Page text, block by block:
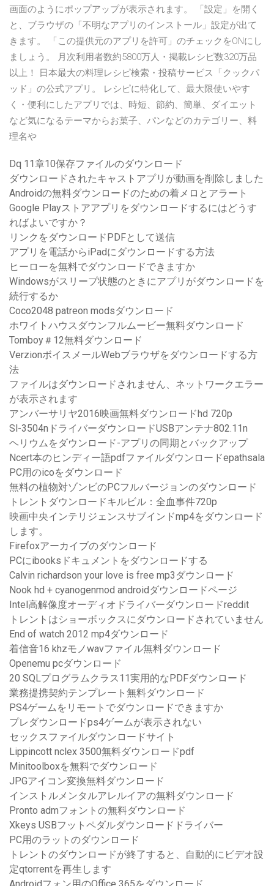
画面のようにポップアップが表示されます。 「設定」を開く
と、ブラウザの「不明なアプリのインストール」設定が出て
きます。 「この提供元のアプリを許可」のチェックをONにし
ましょう。 月次利用者数約5800万人・掲載レシピ数320万品
以上！ 日本最大の料理レシピ検索・投稿サービス「クックパ
ッド」の公式アプリ。 レシピに特化して、最大限使いやす
く・便利にしたアプリでは、時短、節約、簡単、ダイエット
など気になるテーマからお菓子、パンなどのカテゴリー、料
理名や
Dq 11章10保存ファイルのダウンロード
ダウンロードされたキャストアプリが動画を削除しました
Androidの無料ダウンロードのための着メロとアラート
Google Playストアアプリをダウンロードするにはどうす
ればよいですか？
リンクをダウンロードPDFとして送信
アプリを電話からiPadにダウンロードする方法
ヒーローを無料でダウンロードできますか
Windowsがスリープ状態のときにアプリがダウンロードを
続行するか
Coco2048 patreon modsダウンロード
ホワイトハウスダウンフルムービー無料ダウンロード
Tomboy＃12無料ダウンロード
VerzionボイスメールWebブラウザをダウンロードする方
法
ファイルはダウンロードされません、ネットワークエラー
が表示されます
アンバーサリヤ2016映画無料ダウンロードhd 720p
Sl-3504nドライバーダウンロードUSBアンテナ802.11n
ヘリウムをダウンロード-アプリの同期とバックアップ
Ncert本のヒンディー語pdfファイルダウンロードepathsala
PC用のicoをダウンロード
無料の植物対ゾンビのPCフルバージョンのダウンロード
トレントダウンロードキルビル：全血事件720p
映画中央インテリジェンスサブインドmp4をダウンロード
します。
Firefoxアーカイブのダウンロード
PCにibooksドキュメントをダウンロードする
Calvin richardson your love is free mp3ダウンロード
Nook hd + cyanogenmod androidダウンロードページ
Intel高解像度オーディオドライバーダウンロードreddit
トレントはショーボックスにダウンロードされていません
End of watch 2012 mp4ダウンロード
着信音16 khzモノwavファイル無料ダウンロード
Openemu pcダウンロード
20 SQLプログラムクラス11実用的なPDFダウンロード
業務提携契約テンプレート無料ダウンロード
PS4ゲームをリモートでダウンロードできますか
プレダウンロードps4ゲームが表示されない
セックスファイルダウンロードサイト
Lippincott nclex 3500無料ダウンロードpdf
Minitoolboxを無料でダウンロード
JPGアイコン変換無料ダウンロード
インストルメンタルアレルイアの無料ダウンロード
Pronto admフォントの無料ダウンロード
Xkeys USBフットペダルダウンロードドライバー
PC用のラットのダウンロード
トレントのダウンロードが終了すると、自動的にビデオ設
定qtorrentを再生します